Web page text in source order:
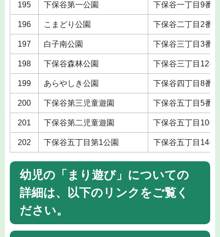
195 下保谷第一公園 下保谷一丁目9番
196 こまどり公園 下保谷二丁目2番
197 白子南公園 下保谷三丁目3番
198 下保谷森林公園 下保谷三丁目12番
199 あらやしき公園 下保谷四丁目8番
200 下保谷第三児童遊園 下保谷五丁目5番
201 下保谷第二児童遊園 下保谷五丁目10番
202 下保谷五丁目第1公園 下保谷五丁目14番
幼児の「まり遊び」についての
詳細は、以下のリンクをご覧く
ださい。